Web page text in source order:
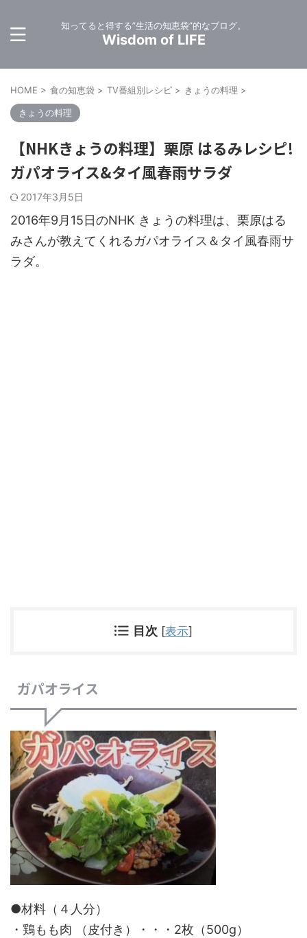
知ってると得する”生活の知恵袋”的なブログ。
Wisdom of LIFE
HOME > 食の知恵袋 > TV番組別レシピ > きょうの料理 >
きょうの料理
【NHKきょうの料理】栗原 はるみレシピ!
ガパオライス&タイ風春雨サラダ
2017年3月5日
2016年9月15日のNHK きょうの料理は、栗原はる
みさんが教えてくれるガパオライス＆タイ風春雨サ
ラダ。
目次 [表示]
ガパオライス
●材料（４人分）
・鶏もも肉 （皮付き）・・・2枚（500g）